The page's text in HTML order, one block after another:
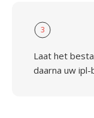
3
Laat het
daarna uw